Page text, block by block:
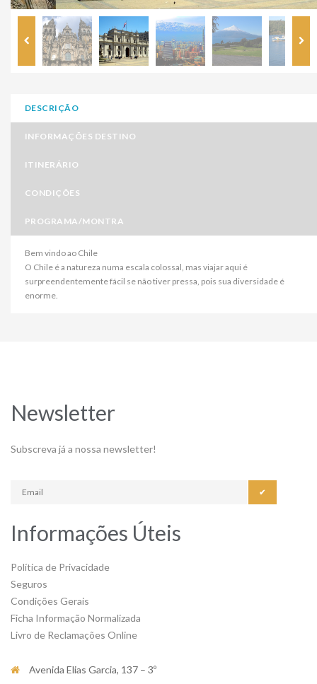
DESCRIÇÃO
INFORMAÇÕES DESTINO
ITINERÁRIO
CONDIÇÕES
PROGRAMA/MONTRA
Bem vindo ao Chile
O Chile é a natureza numa escala colossal, mas viajar aqui é
surpreendentemente fácil se não tiver pressa, pois sua diversidade é
enorme.
Newsletter
Subscreva já a nossa newsletter!
✔
Informações Úteis
Política de Privacidade
Seguros
Condições Gerais
Ficha Informação Normalizada
Livro de Reclamações Online
Avenida Elias Garcia, 137 – 3º